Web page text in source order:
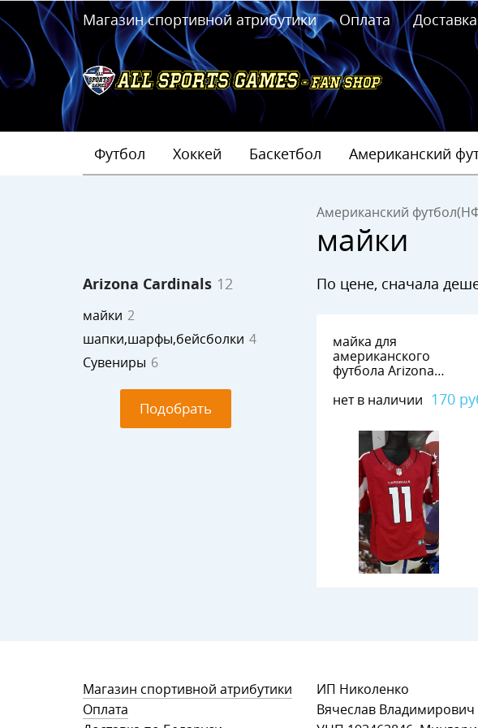
Магазин спортивной атрибутики Оплата
Футбол Хоккей Баскетбол Американский
Американский
майки
Arizona Cardinals 12
майки 2
шапки,шарфы,бейсболки 4
Сувениры 6
по цене, сначала
Подобрать
майка для
американского
футбола Arizona
FITZGERALD
нет в наличии 170
Магазин спортивной атрибутики
Оплата
ИП Николенко
Вячеслав Владимирович